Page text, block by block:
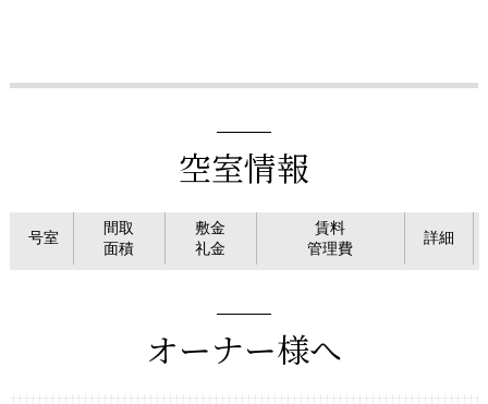
空室情報
号室
間取
面積
敷金
礼金
賃料
管理費
詳細
オーナー様へ